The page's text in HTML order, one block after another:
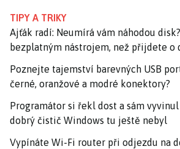
TIPY A TRIKY
Ajťák radí: Neumírá vám náhodou
bezplatným nástrojem, než přijdete o
Poznejte tajemství barevných USB
černé, oranžové a modré konektory?
Programátor si řekl dost a sám
dobrý čistič Windows tu ještě nebyl
Vypínáte Wi-Fi router při odjezdu na